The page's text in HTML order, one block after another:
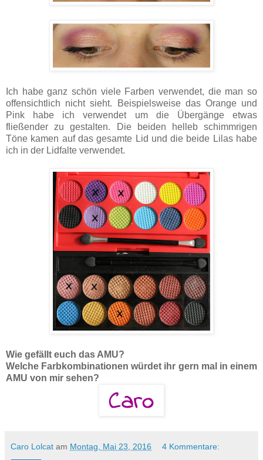
Ich habe ganz schön viele Farben verwendet, die man so
offensichtlich nicht sieht. Beispielsweise das Orange und
Pink habe ich verwendet um die Übergänge etwas
fließender zu gestalten. Die beiden helleb schimmrigen
Töne kamen auf das gesamte Lid und die beide Lilas habe
ich in der Lidfalte verwendet.
Wie gefällt euch das AMU?
Welche Farbkombinationen würdet ihr gern mal in einem
AMU von mir sehen?
Caro Lolcat am Montag, Mai 23, 2016 4 Kommentare: